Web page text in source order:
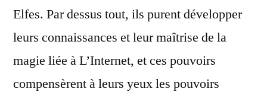
Elfes. Par dessus tout, ils purent développer
leurs connaissances et leur maîtrise de la
magie liée à L’Internet, et ces pouvoirs
compensèrent à leurs yeux les pouvoirs